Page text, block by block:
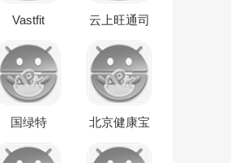
Vastfit
云上旺通司
国绿特 北京健康宝